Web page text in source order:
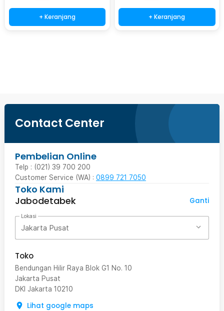
+ Keranjang + Keranjang
Contact Center
Pembelian Online
Telp : (021) 39 700 200
Customer Service (WA) : 0899 721 7050
Toko Kami
Jabodetabek
Ganti
Lokasi
Jakarta Pusat
Toko
Bendungan Hilir Raya Blok G1 No. 10
Jakarta Pusat
DKI Jakarta 10210
Lihat google maps